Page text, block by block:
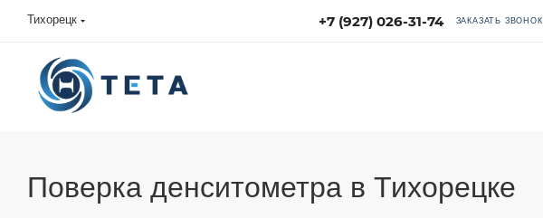
Тихорецк +7 (927) 026-31-74 ЗАКАЗАТЬ ЗВОНОК
Поверка денситометра в Тихорецке